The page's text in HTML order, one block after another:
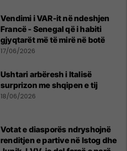
Vendimi i VAR-it në ndeshjen
Francë - Senegal që i habiti
gjyqtarët më të mirë në botë
17/06/2026
Ushtari arbëresh i Italisë
surprizon me shqipen e tij
18/06/2026
Votat e diasporës ndryshojnë
renditjen e partive në Istog dhe